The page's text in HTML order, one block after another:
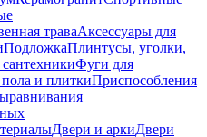
траваАксессуары для
ПодложкаПлинтусы, уголки,
Фуги для
и плиткиПриспособления
Двери и аркиДвери